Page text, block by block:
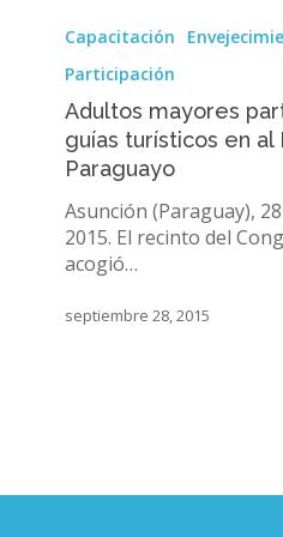
mayores
participarán
como
guías
turísticos
Bienal
Arte
Capacitación
Participación
Adultos mayores
guías turísticos en al
Paraguayo
Asunción (Paraguay),
2015. El recinto del
acogió…
septiembre 28, 2015